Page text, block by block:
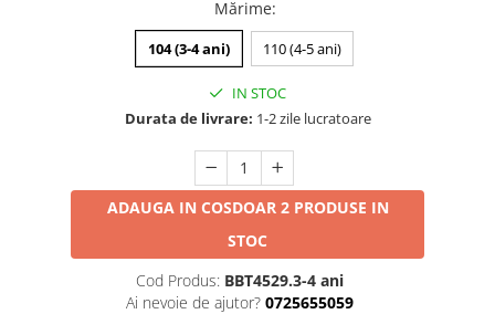
Saltelute si centre de activitati
Seturi de doctor
Mărime:
104 (3-4 ani) 110 (4-5 ani)
IN STOC
Durata de livrare: 1-2 zile lucratoare
ADAUGA IN COSDOAR 2 PRODUSE IN
STOC
Cod Produs: BBT4529.3-4 ani
Ai nevoie de ajutor? 0725655059